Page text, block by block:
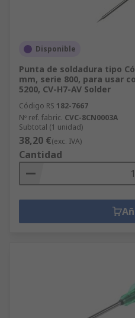
Disponible
Punta de soldadura tipo
mm, serie 800, para usar
5200, CV-H7-AV Solder
Código RS 182-7667
Nº ref. fabric. CVC-8CN0003A
Subtotal (1 unidad)
38,20 €(exc. IVA)
Cantidad